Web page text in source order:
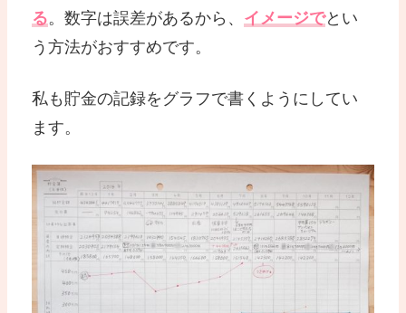
る。数字は誤差があるから、 イメージでとい
う方法がおすすめです。
私も貯金の記録をグラフで書くようにしてい
ます。